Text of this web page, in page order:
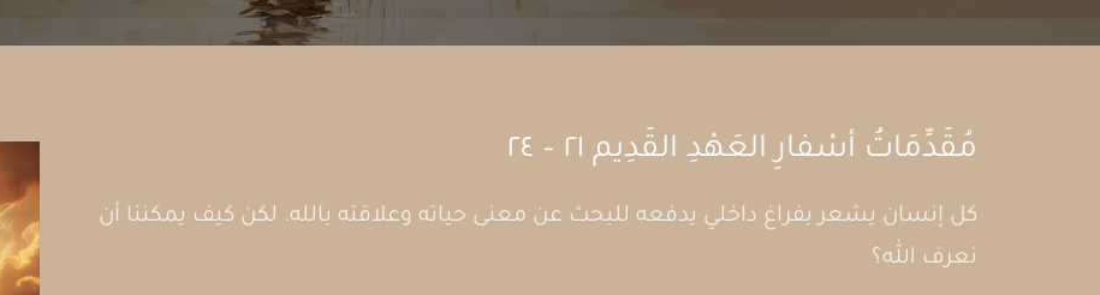
مُقَدِّمَاتُ أسْفارِ العَهْدِ القَدِيم ٢١ – ٢٤
كل إنسان يشعر بفراغ داخلي يدفعه للبحث عن معنى حياته وعلاقته بالله. لكن كيف يمكننا أن
نعرف الله؟